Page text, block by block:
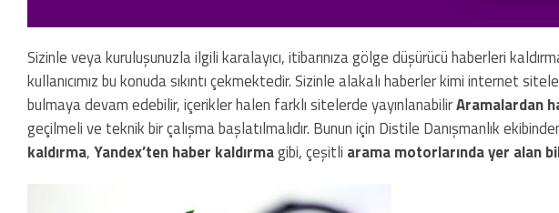
Sizinle veya kuruluşunuzla ilgili karalayıcı, itibarınıza gölge düşürücü haberleri
kullanıcımız bu konuda sıkıntı çekmektedir. Sizinle alakalı haberler kimi internet
bulmaya devam edebilir, içerikler halen farklı sitelerde yayınlanabilirAramalardan
geçilmeli ve teknik bir çalışma başlatılmalıdır. Bunun için Distile Danışmanlık
kaldırma,Yandex’ten haber kaldırmagibi, çeşitli arama motorlarında yer alan